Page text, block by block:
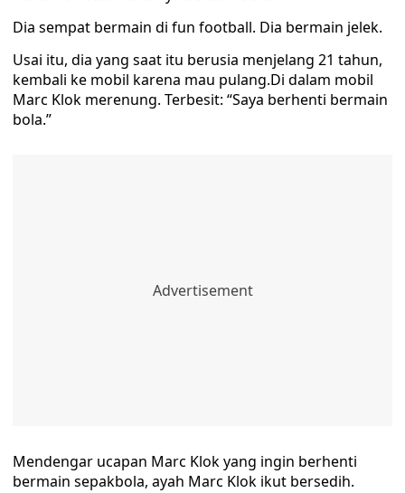
Dia sempat bermain di fun football. Dia bermain jelek.
Usai itu, dia yang saat itu berusia menjelang 21 tahun,
kembali ke mobil karena mau pulang.Di dalam mobil
Marc Klok merenung. Terbesit: “Saya berhenti bermain
bola.”
Mendengar ucapan Marc Klok yang ingin berhenti
bermain sepakbola, ayah Marc Klok ikut bersedih.